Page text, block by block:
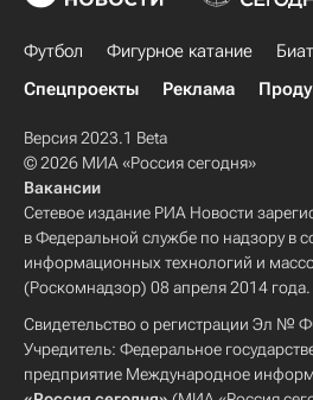
Футбол Фигурное катание
Спецпроекты
Реклама
Версия 2023.1 Beta
© 2026 МИА «Россия сегодня»
Вакансии
Сетевое издание РИА Новости
в Федеральной службе по надзору в
информационных технологий и
(Роскомнадзор) 08 апреля 2014 года.
Свидетельство о регистрации Эл №
Учредитель: Федеральное
предприятие Международное